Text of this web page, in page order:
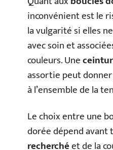
inconvénient est le
la vulgarité si elles
avec soin et
couleurs. Une
assortie peut donner
à l’ensemble de la
Le choix entre une
dorée dépend avant
recherchéet de la